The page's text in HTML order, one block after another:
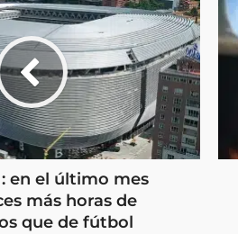
en el último mes
más horas de
que de fútbol